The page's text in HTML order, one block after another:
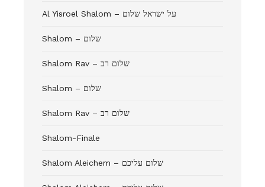
Al Yisroel Shalom – על ישראל שלום
Shalom – שלום
Shalom Rav – שלום רב
Shalom – שלום
Shalom Rav – שלום רב
Shalom-Finale
Shalom Aleichem – שלום עליכם